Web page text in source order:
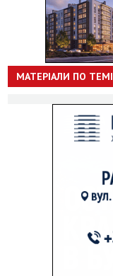
МАТЕРІАЛИ ПО ТЕМІ